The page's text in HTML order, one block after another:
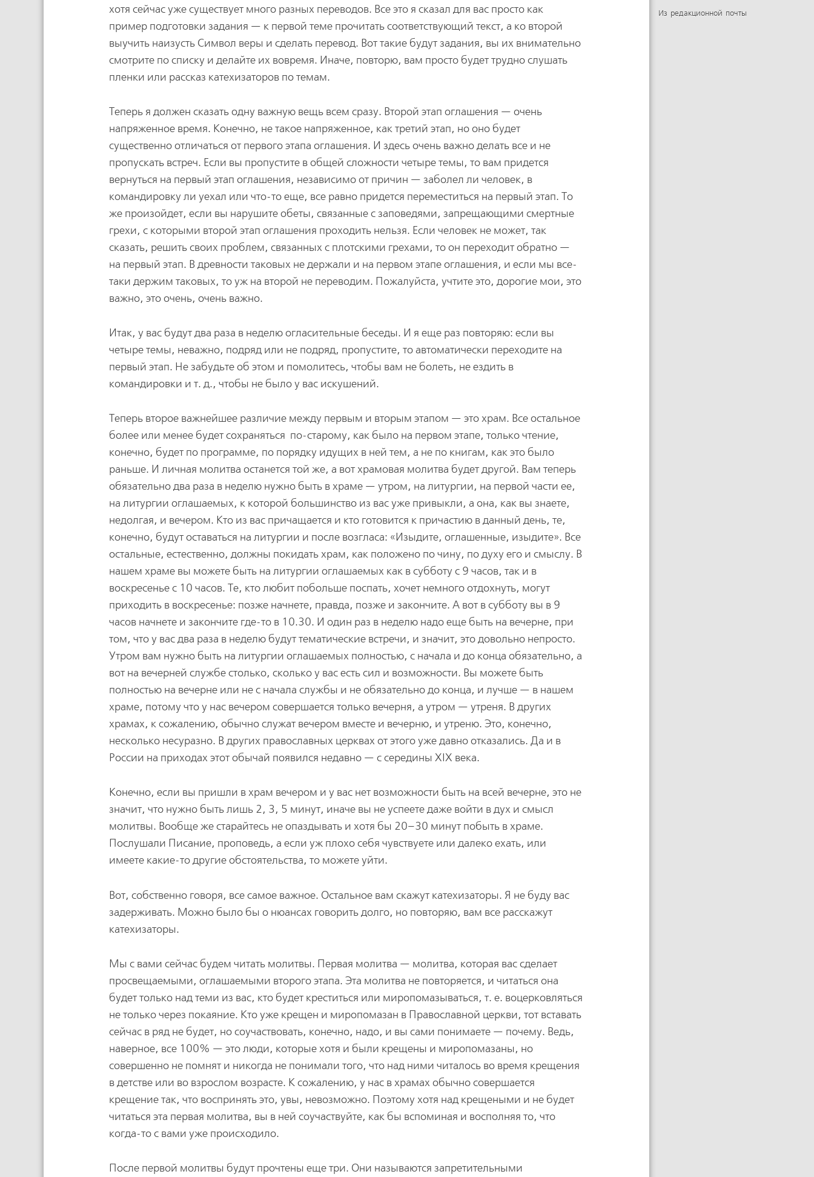
Из редакционной почты
хотя сейчас уже существует много разных переводов. Все это я сказал для вас просто как
пример подготовки задания — к первой теме прочитать соответствующий текст, а ко второй
выучить наизусть Символ веры и сделать перевод. Вот такие будут задания, вы их внимательно
смотрите по списку и делайте их вовремя. Иначе, повторю, вам просто будет трудно слушать
пленки или рассказ катехизаторов по темам.
Теперь я должен сказать одну важную вещь всем сразу. Второй этап оглашения — очень
напряженное время. Конечно, не такое напряженное, как третий этап, но оно будет
существенно отличаться от первого этапа оглашения. И здесь очень важно делать все и не
пропускать встреч. Если вы пропустите в общей сложности четыре темы, то вам придется
вернуться на первый этап оглашения, независимо от причин — заболел ли человек, в
командировку ли уехал или что-то еще, все равно придется переместиться на первый этап. То
же произойдет, если вы нарушите обеты, связанные с заповедями, запрещающими смертные
грехи, с которыми второй этап оглашения проходить нельзя. Если человек не может, так
сказать, решить своих проблем, связанных с плотскими грехами, то он переходит обратно —
на первый этап. В древности таковых не держали и на первом этапе оглашения, и если мы все-
таки держим таковых, то уж на второй не переводим. Пожалуйста, учтите это, дорогие мои, это
важно, это очень, очень важно.
Итак, у вас будут два раза в неделю огласительные беседы. И я еще раз повторяю: если вы
четыре темы, неважно, подряд или не подряд, пропустите, то автоматически переходите на
первый этап. Не забудьте об этом и помолитесь, чтобы вам не болеть, не ездить в
командировки и т. д., чтобы не было у вас искушений.
Теперь второе важнейшее различие между первым и вторым этапом — это храм. Все остальное
более или менее будет сохраняться по-старому, как было на первом этапе, только чтение,
конечно, будет по программе, по порядку идущих в ней тем, а не по книгам, как это было
раньше. И личная молитва останется той же, а вот храмовая молитва будет другой. Вам теперь
обязательно два раза в неделю нужно быть в храме — утром, на литургии, на первой части ее,
на литургии оглашаемых, к которой большинство из вас уже привыкли, а она, как вы знаете,
недолгая, и вечером. Кто из вас причащается и кто готовится к причастию в данный день, те,
конечно, будут оставаться на литургии и после возгласа: «Изыдите, оглашенные, изыдите». Все
остальные, естественно, должны покидать храм, как положено по чину, по духу его и смыслу. В
нашем храме вы можете быть на литургии оглашаемых как в субботу с 9 часов, так и в
воскресенье с 10 часов. Те, кто любит побольше поспать, хочет немного отдохнуть, могут
приходить в воскресенье: позже начнете, правда, позже и закончите. А вот в субботу вы в 9
часов начнете и закончите где-то в 10.30. И один раз в неделю надо еще быть на вечерне, при
том, что у вас два раза в неделю будут тематические встречи, и значит, это довольно непросто.
Утром вам нужно быть на литургии оглашаемых полностью, с начала и до конца обязательно, а
вот на вечерней службе столько, сколько у вас есть сил и возможности. Вы можете быть
полностью на вечерне или не с начала службы и не обязательно до конца, и лучше — в нашем
храме, потому что у нас вечером совершается только вечерня, а утром — утреня. В других
храмах, к сожалению, обычно служат вечером вместе и вечерню, и утреню. Это, конечно,
несколько несуразно. В других православных церквах от этого уже давно отказались. Да и в
России на приходах этот обычай появился недавно — с середины XIX века.
Конечно, если вы пришли в храм вечером и у вас нет возможности быть на всей вечерне, это не
значит, что нужно быть лишь 2, 3, 5 минут, иначе вы не успеете даже войти в дух и смысл
молитвы. Вообще же старайтесь не опаздывать и хотя бы 20–30 минут побыть в храме.
Послушали Писание, проповедь, а если уж плохо себя чувствуете или далеко ехать, или
имеете какие-то другие обстоятельства, то можете уйти.
Вот, собственно говоря, все самое важное. Остальное вам скажут катехизаторы. Я не буду вас
задерживать. Можно было бы о нюансах говорить долго, но повторяю, вам все расскажут
катехизаторы.
Мы с вами сейчас будем читать молитвы. Первая молитва — молитва, которая вас сделает
просвещаемыми, оглашаемыми второго этапа. Эта молитва не повторяется, и читаться она
будет только над теми из вас, кто будет креститься или миропомазываться, т. е. воцерковляться
не только через покаяние. Кто уже крещен и миропомазан в Православной церкви, тот вставать
сейчас в ряд не будет, но соучаствовать, конечно, надо, и вы сами понимаете — почему. Ведь,
наверное, все 100% — это люди, которые хотя и были крещены и миропомазаны, но
совершенно не помнят и никогда не понимали того, что над ними читалось во время крещения
в детстве или во взрослом возрасте. К сожалению, у нас в храмах обычно совершается
крещение так, что воспринять это, увы, невозможно. Поэтому хотя над крещеными и не будет
читаться эта первая молитва, вы в ней соучаствуйте, как бы вспоминая и восполняя то, что
когда-то с вами уже происходило.
После первой молитвы будут прочтены еще три. Они называются запретительными